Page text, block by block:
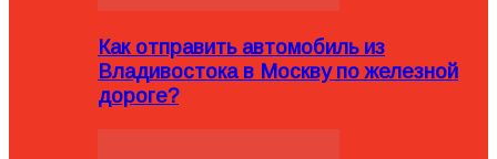
Как отправить автомобиль из
Владивостока в Москву по железной
дороге?